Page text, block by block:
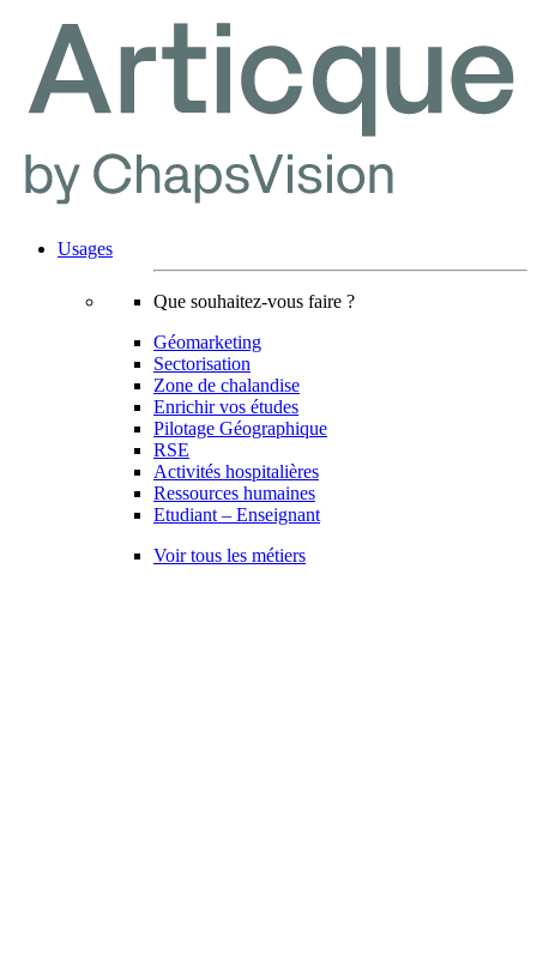
Usages
Que souhaitez-vous faire ?
Géomarketing
Sectorisation
Zone de chalandise
Enrichir vos études
Pilotage Géographique
RSE
Activités hospitalières
Ressources humaines
Etudiant – Enseignant
Voir tous les métiers